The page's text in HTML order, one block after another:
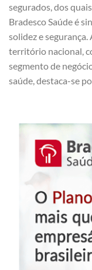
segurados, dos
Bradesco Saúde é
solidez e
território nacional,
segmento de
saúde, destaca-se